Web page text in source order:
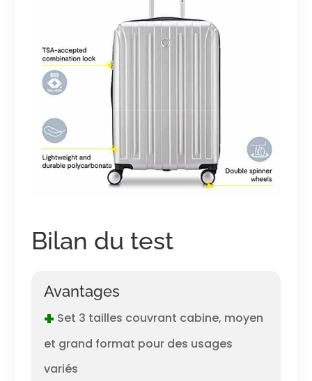
Bilan du test
Avantages
+ Set 3 tailles couvrant cabine, moyen
et grand format pour des usages
variés